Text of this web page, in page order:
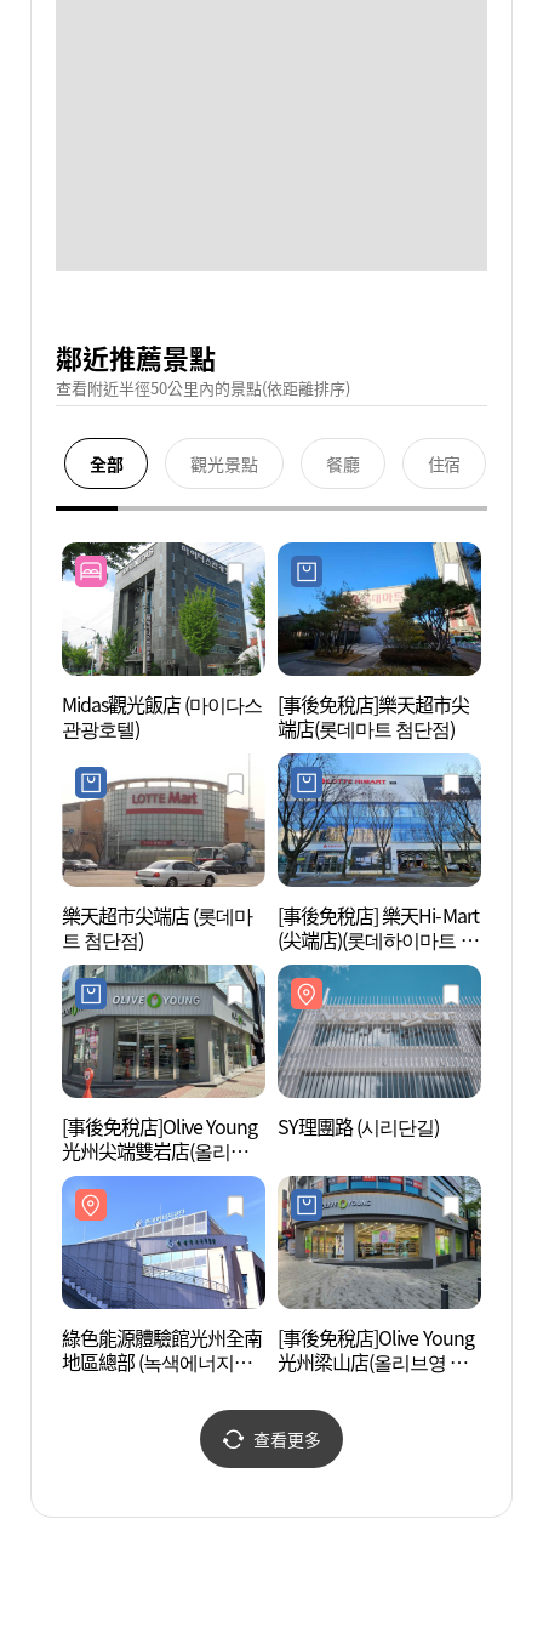
鄰近推薦景點
查看附近半徑50公里內的景點(依距離排序)
全部 觀光景點 餐廳 住宿
Midas觀光飯店 (마이다스
관광호텔)
[事後免稅店]樂天超市尖
端店(롯데마트 첨단점)
樂天超市尖端店 (롯데마
트 첨단점)
[事後免稅店] 樂天Hi-Mart
(尖端店)(롯데하이마트 첨
단점)
[事後免稅店]Olive Young
光州尖端雙岩店(올리브
영 광주첨단쌍암점)
SY理團路 (시리단길)
綠色能源體驗館光州全南
地區總部 (녹색에너지체
[事後免稅店]Olive Young
光州梁山店(올리브영 광
查看更多